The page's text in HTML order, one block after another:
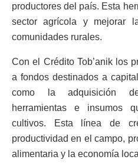
productores del país. Esta
sector agrícola y mejorar
comunidades rurales.
Con el Crédito Tob’anik los
a fondos destinados a
como la adquisición
herramientas e insumos
cultivos. Esta línea de
productividad en el campo,
alimentaria y la economía